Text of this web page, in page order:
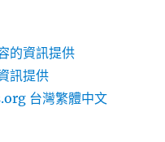
的資訊提供
訊提供
台灣繁體中文